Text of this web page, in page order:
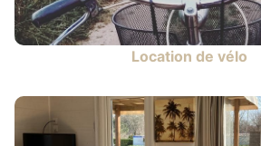
Location de vélo